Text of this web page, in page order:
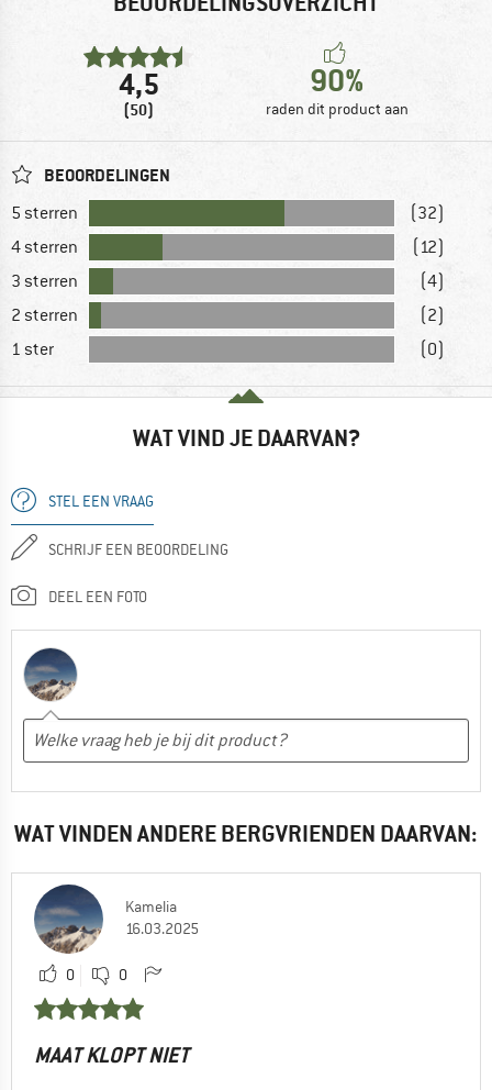
4,5
(50)
90%
raden dit product aan
BEOORDELINGEN
5 sterren
(32)
4 sterren
(12)
3 sterren
(4)
2 sterren
(2)
1 ster
(0)
WAT VIND JE DAARVAN?
STEL EEN VRAAG
SCHRIJF EEN BEOORDELING
DEEL EEN FOTO
WAT VINDEN ANDERE BERGVRIENDEN DAARVAN:
Kamelia
16.03.2025
0 0
MAAT KLOPT NIET